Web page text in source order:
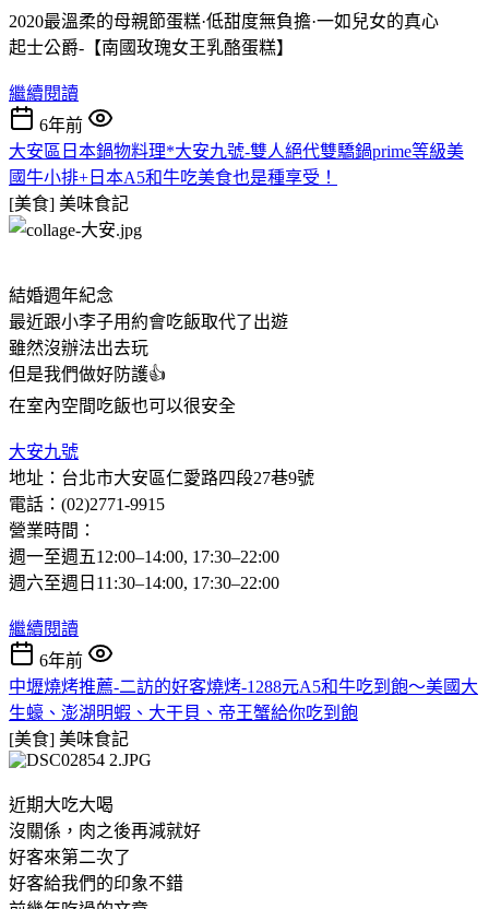
2020最溫柔的母親節蛋糕·低甜度無負擔·一如兒女的真心
起士公爵-【南國玫瑰女王乳酪蛋糕】
繼續閱讀
6年前
大安區日本鍋物料理*大安九號-雙人絕代雙驕鍋prime等級美
國牛小排+日本A5和牛吃美食也是種享受！
[美食] 美味食記
結婚週年紀念
最近跟小李子用約會吃飯取代了出遊
雖然沒辦法出去玩
但是我們做好防護👍
在室內空間吃飯也可以很安全
大安九號
地址：台北市大安區仁愛路四段27巷9號
電話：(02)2771-9915
營業時間：
週一至週五12:00–14:00, 17:30–22:00
週六至週日11:30–14:00, 17:30–22:00
繼續閱讀
6年前
中壢燒烤推薦-二訪的好客燒烤-1288元A5和牛吃到飽～美國大
生蠔、澎湖明蝦、大干貝、帝王蟹給你吃到飽
[美食] 美味食記
近期大吃大喝
沒關係，肉之後再減就好
好客來第二次了
好客給我們的印象不錯